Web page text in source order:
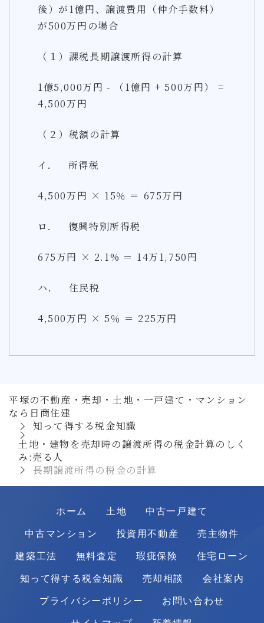
後）が1億円、譲渡費用（仲介手数料）
が500万円の場合
（１）課税長期譲渡所得の計算
1億5,000万円 - （1億円 + 500万円） =
4,500万円
（２）税額の計算
イ． 所得税
4,500万円 × 15％ ＝ 675万円
ロ． 復興特別所得税
675万円 × 2.1% ＝ 14万1,750円
ハ． 住民税
4,500万円 × 5％ ＝ 225万円
平塚の不動産・売却・土地・一戸建て・マンション
なら日商住建
知って得する税金知識
土地・建物を売却時の譲渡所得の税金計算のしく
み:売る人
長期譲渡所得の税金の計算
ホーム 土地
中古一戸建て
中古マンション
投資用不動産
売主物件
建築工法
無料査定 瑕疵保険
住宅ローン
知って得する税金知識
売却相談
会社案内
プライバシーポリシー
お問い合わせ